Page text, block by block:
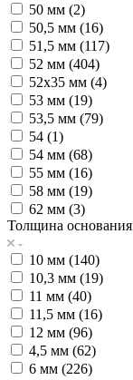
50 мм (2)
50,5 мм (16)
51,5 мм (117)
52 мм (404)
52х35 мм (4)
53 мм (19)
53,5 мм (79)
54 (1)
54 мм (68)
55 мм (16)
58 мм (19)
62 мм (3)
Толщина основания
10 мм (140)
10,3 мм (19)
11 мм (40)
11,5 мм (16)
12 мм (96)
4,5 мм (62)
6 мм (226)